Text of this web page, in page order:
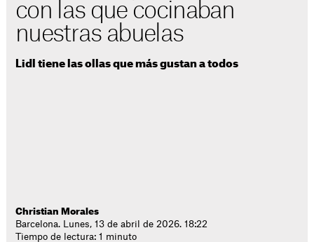
con las que cocinaban
nuestras abuelas
Lidl tiene las ollas que más gustan a todos
Christian Morales
Barcelona. Lunes, 13 de abril de 2026. 18:22
Tiempo de lectura: 1 minuto